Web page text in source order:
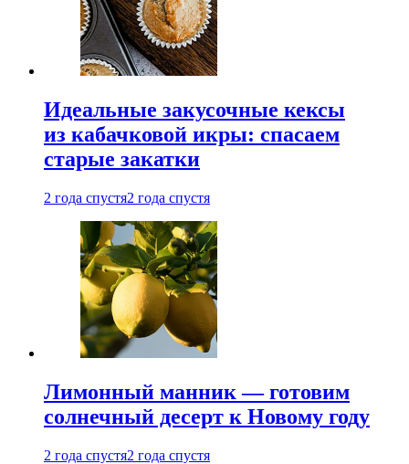
Идеальные закусочные кексы
из кабачковой икры: спасаем
старые закатки
2 года спустя2 года спустя
Лимонный манник — готовим
солнечный десерт к Новому году
2 года спустя2 года спустя